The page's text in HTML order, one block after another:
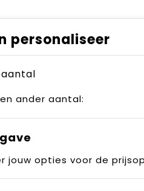
personaliseer
aantal
ander aantal:
jouw opties voor de